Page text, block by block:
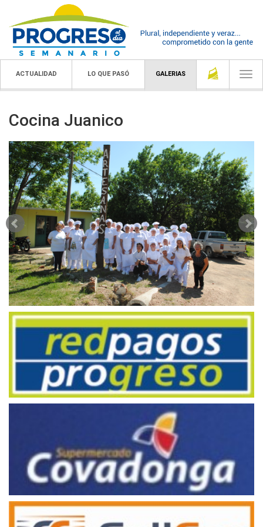
ACTUALIDAD LO QUE PASÓ GALERIAS
Cocina Juanico